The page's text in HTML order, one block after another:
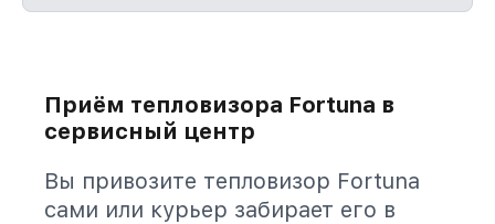
Приём тепловизора Fortuna в
сервисный центр
Вы привозите тепловизор Fortuna
сами или курьер забирает его в